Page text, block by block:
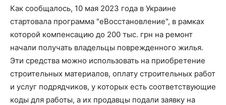
Как сообщалось, 10 мая 2023 года в Украине
стартовала программа "еВосстановление", в рамках
которой компенсацию до 200 тыс. грн на ремонт
начали получать владельцы поврежденного жилья.
Эти средства можно использовать на приобретение
строительных материалов, оплату строительных работ
и услуг подрядчиков, у которых есть соответствующие
коды для работы, а их продавцы подали заявку на